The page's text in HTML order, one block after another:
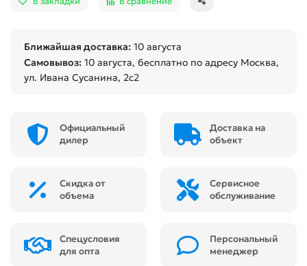
Ближайшая доставка: 10 августа
Самовывоз: 10 августа, бесплатно по адресу Москва,
ул. Ивана Сусанина, 2с2
Официальный
дилер
Доставка на
объект
Скидка от
объема
Сервисное
обслуживание
Спецусловия
для опта
Персональный
менеджер